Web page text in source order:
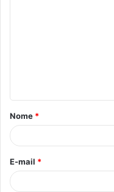
á
r
i
*
Nome *
E-mail *